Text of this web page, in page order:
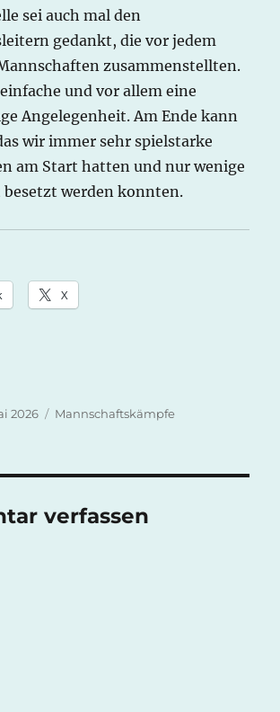
sei auch mal den
gedankt, die vor jedem
zusammenstellten.
und vor allem eine
Angelegenheit. Am Ende kann
wir immer sehr spielstarke
am Start hatten und nur wenige
werden konnten.
X
2026 Kategorien
Mannschaftskämpfe
verfassen